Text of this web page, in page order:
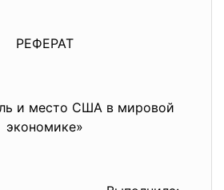
РЕФЕРАТ
и место США в мировой
экономике»